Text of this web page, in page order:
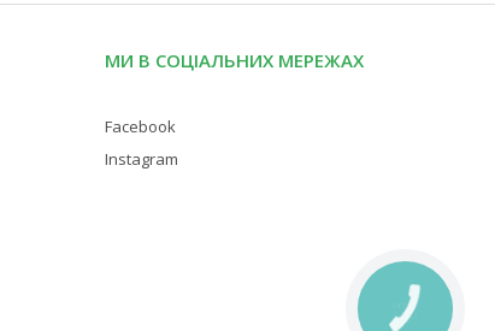
МИ В СОЦІАЛЬНИХ МЕРЕЖАХ
Facebook
Instagram
КНОПКА
ЗВ'ЯЗКУ